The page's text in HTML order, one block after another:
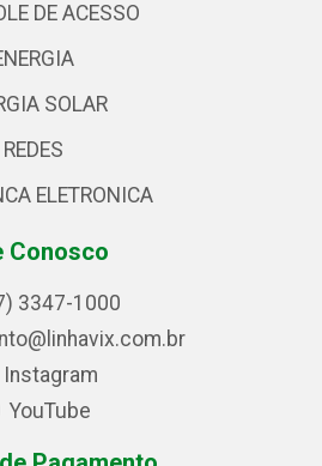
DE ACESSO
SOLAR
REDES
ELETRONICA
Conosco
3347-1000
Instagram
YouTube